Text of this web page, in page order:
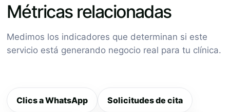
Métricas relacionadas
Medimos los indicadores que determinan si este
servicio está generando negocio real para tu clínica.
Clics a WhatsApp Solicitudes de cita